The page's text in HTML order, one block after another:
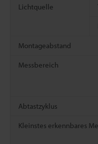
Lichtquelle
Montageabstand
Messbereich
Abtastzyklus
Kleinstes erkennbares